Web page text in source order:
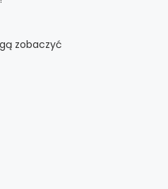
zobaczyć